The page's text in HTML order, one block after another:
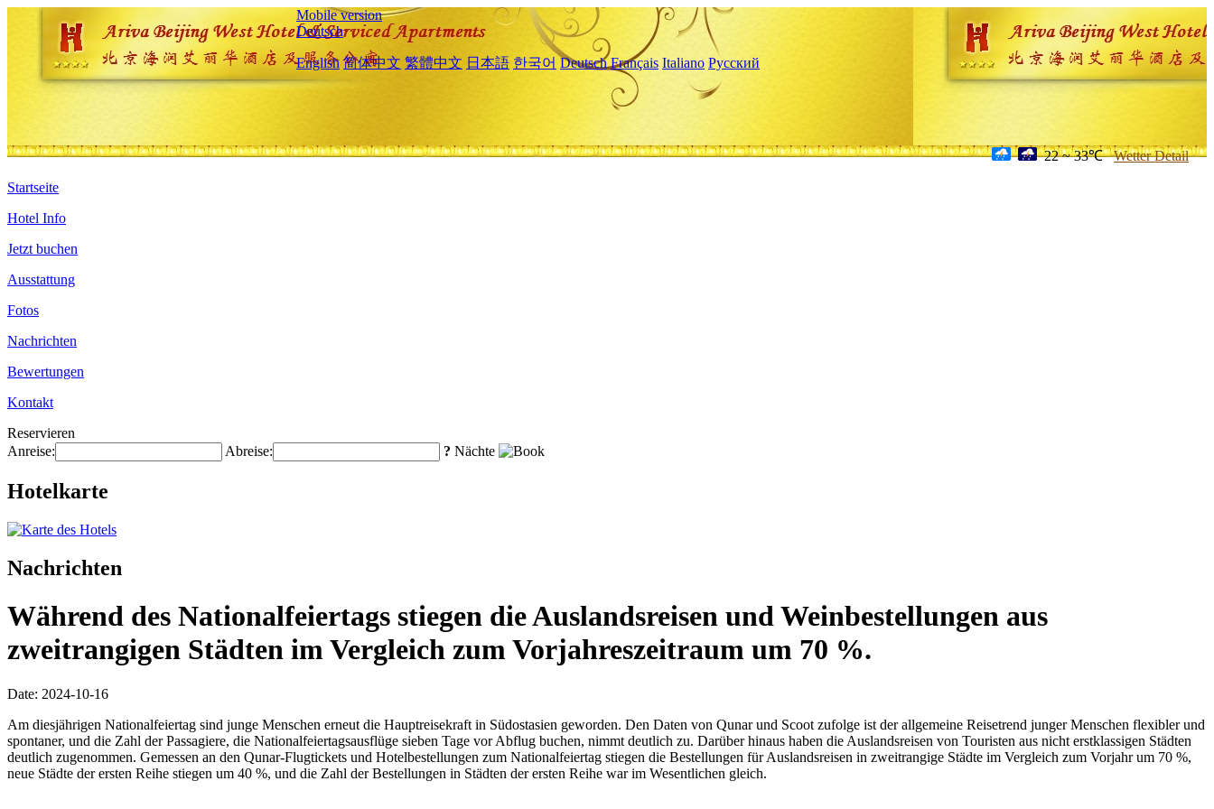
Mobile version
Deutsch
English 简体中文 繁體中文 日本語 한국어 Deutsch Français Italiano Русский
22 ~ 33℃ Wetter Detail
Startseite
Hotel Info
Jetzt buchen
Ausstattung
Fotos
Nachrichten
Bewertungen
Kontakt
Reservieren
Anreise:
Abreise: ? Nächte
Hotelkarte
Nachrichten
Während des Nationalfeiertags stiegen die Auslandsreisen und Weinbestellungen aus
zweitrangigen Städten im Vergleich zum Vorjahreszeitraum um 70 %.
Date: 2024-10-16
Am diesjährigen Nationalfeiertag sind junge Menschen erneut die Hauptreisekraft in Südostasien geworden. Den Daten von Qunar und Scoot zufolge ist der allgemeine Reisetrend junger Menschen flexibler und
spontaner, und die Zahl der Passagiere, die Nationalfeiertagsausflüge sieben Tage vor Abflug buchen, nimmt deutlich zu. Darüber hinaus haben die Auslandsreisen von Touristen aus nicht erstklassigen Städten
deutlich zugenommen. Gemessen an den Qunar-Flugtickets und Hotelbestellungen zum Nationalfeiertag stiegen die Bestellungen für Auslandsreisen in zweitrangige Städte im Vergleich zum Vorjahr um 70 %,
neue Städte der ersten Reihe stiegen um 40 %, und die Zahl der Bestellungen in Städten der ersten Reihe war im Wesentlichen gleich.